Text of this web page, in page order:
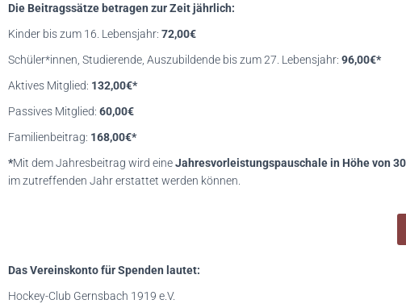
Die Beitragssätze betragen zur Zeit jährlich:
Kinder bis zum 16. Lebensjahr: 72,00€
Schüler*innen, Studierende, Auszubildende bis zum 27. Lebensjahr: 96,00€*
Aktives Mitglied: 132,00€*
Passives Mitglied: 60,00€
Familienbeitrag: 168,00€*
*Mit dem Jahresbeitrag wird eineJahresvorleistungspauschale in Höhe von
im zutreffenden Jahr erstattet werden können.
Das Vereinskonto für Spenden lautet:
Hockey-Club Gernsbach 1919 e.V.